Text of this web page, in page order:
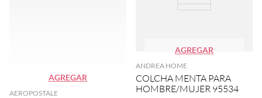
AGREGAR
AEROPOSTALE
AGREGAR
ANDREA HOME
COLCHA MENTA PARA
HOMBRE/MUJER 95534